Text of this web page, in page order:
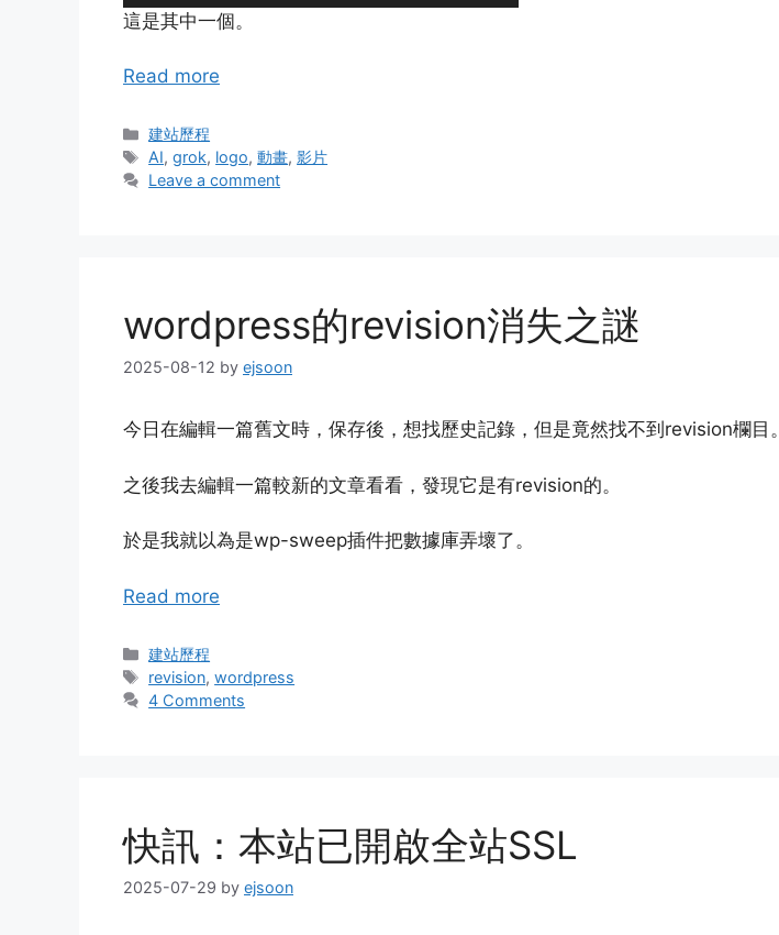
這是其中一個。
Read more
Categories
建站歷程
Tags
AI,grok, logo,動畫,影片
Leave a comment
wordpress的revision消失之謎
2025-08-12 by ejsoon
今日在編輯一篇舊文時，保存後，想找歷史記錄，但是竟然找不到revision欄目。
之後我去編輯一篇較新的文章看看，發現它是有revision的。
於是我就以為是wp-sweep插件把數據庫弄壞了。
Read more
Categories
建站歷程
Tags
revision,wordpress
4 Comments
快訊：本站已開啟全站SSL
2025-07-29 by ejsoon